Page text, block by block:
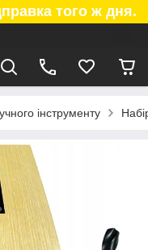
того ж дня.
інструменту